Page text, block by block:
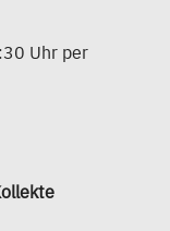
Uhr per